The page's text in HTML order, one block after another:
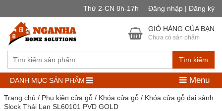
Thứ 2-CN 8h-17h Đăng nhập | Đăng ký
Tìm kiếm
GIỎ HÀNG CỦA BẠN
Chưa có sản phẩm
DANH MỤC SẢN PHẨM Menu
Trang chủ / Phụ kiện cửa gỗ/ Khóa cửa gỗ/ Khóa cửa gỗ đại sảnh
Slock Thái Lan SL60101 PVD GOLD